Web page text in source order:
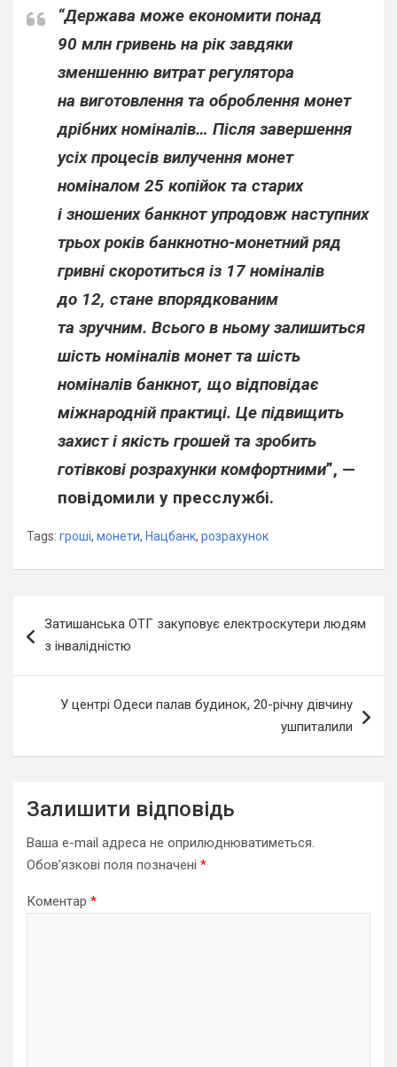
“Держава може економити понад
90 млн гривень на рік завдяки
зменшенню витрат регулятора
на виготовлення та оброблення монет
дрібних номіналів… Після завершення
усіх процесів вилучення монет
номіналом 25 копійок та старих
і зношених банкнот упродовж наступних
трьох років банкнотно-монетний ряд
гривні скоротиться із 17 номіналів
до 12, стане впорядкованим
та зручним. Всього в ньому залишиться
шість номіналів монет та шість
номіналів банкнот, що відповідає
міжнародній практиці. Це підвищить
захист і якість грошей та зробить
готівкові розрахунки комфортними”, —
повідомили у пресслужбі.
Tags: гроші, монети, Нацбанк, розрахунок
записів
Затишанська ОТГ закуповує електроскутери людям
з інвалідністю
У центрі Одеси палав будинок, 20-річну дівчину
ушпиталили
Залишити відповідь
Ваша e-mail адреса не оприлюднюватиметься.
Обов’язкові поля позначені *
Коментар *